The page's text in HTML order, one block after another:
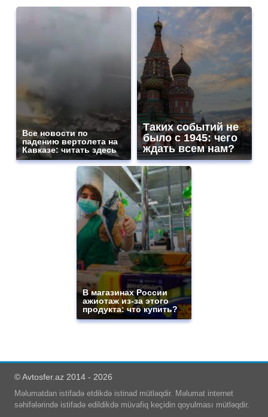
Все новости по
падению вертолета на
Кавказе: читать здесь
Таких событий не
было с 1945: чего
ждать всем нам?
В магазинах России
ажиотаж из-за этого
продукта: что купить?
© Avtosfer.az 2014 - 2026
Məlumatdan istifadə etdikdə istinad mütləqdir. Məlumat internet
səhifələrində istifadə edildikdə müvafiq keçidin qoyulması mütləqdir.